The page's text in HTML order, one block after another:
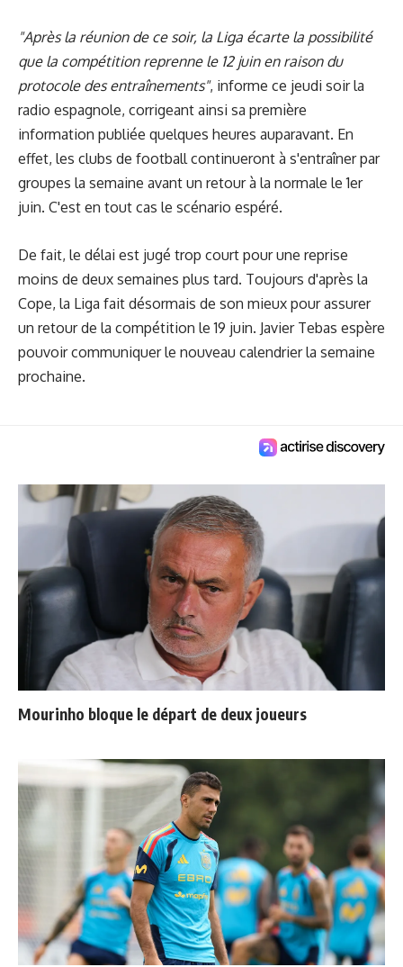
"Après la réunion de ce soir, la Liga écarte la possibilité
que la compétition reprenne le 12 juin en raison du
protocole des entraînements", informe ce jeudi soir la
radio espagnole, corrigeant ainsi sa première
information publiée quelques heures auparavant. En
effet, les clubs de football continueront à s'entraîner par
groupes la semaine avant un retour à la normale le 1er
juin. C'est en tout cas le scénario espéré.
De fait, le délai est jugé trop court pour une reprise
moins de deux semaines plus tard. Toujours d'après la
Cope, la Liga fait désormais de son mieux pour assurer
un retour de la compétition le 19 juin. Javier Tebas espère
pouvoir communiquer le nouveau calendrier la semaine
prochaine.
Mourinho bloque le départ de deux joueurs